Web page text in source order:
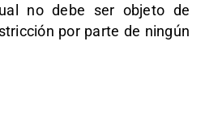
no debe ser objeto de
por parte de ningún